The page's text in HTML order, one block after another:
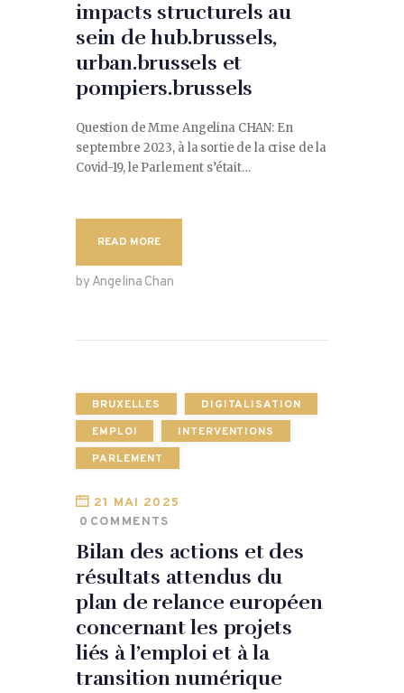
impacts structurels au
sein de hub.brussels,
urban.brussels et
pompiers.brussels
Question de Mme Angelina CHAN: En
septembre 2023, à la sortie de la crise de la
Covid-19, le Parlement s’était…
READ MORE
by Angelina Chan
BRUXELLES
DIGITALISATION
EMPLOI
INTERVENTIONS
PARLEMENT
21 MAI 2025
0 COMMENTS
Bilan des actions et des
résultats attendus du
plan de relance européen
concernant les projets
liés à l’emploi et à la
transition numérique